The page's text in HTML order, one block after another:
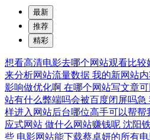
最新
推荐
精彩
想看高清电影去哪个网站观看比较
来分析网站流量数据 我的新网站
影响做优化啊 在哪个网站写文章
站有什么弊端吗会被百度闭屏吗急
样进入网站后台哪位高手可以帮帮
应式网站 做什么网站赚钱呢 沈阳
些 电影网站能下载蔡卓妍的所有